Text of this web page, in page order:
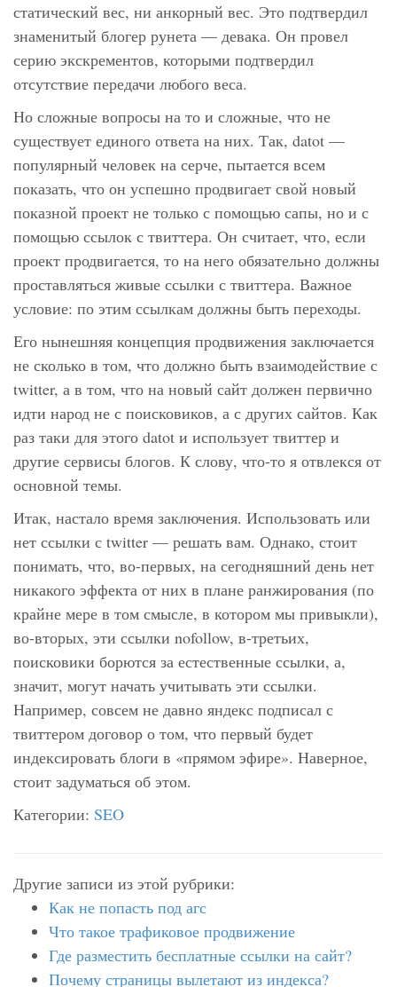
статический вес, ни анкорный вес. Это подтвердил
знаменитый блогер рунета — девака. Он провел
серию экскрементов, которыми подтвердил
отсутствие передачи любого веса.
Но сложные вопросы на то и сложные, что не
существует единого ответа на них. Так, datot —
популярный человек на серче, пытается всем
показать, что он успешно продвигает свой новый
показной проект не только с помощью сапы, но и с
помощью ссылок с твиттера. Он считает, что, если
проект продвигается, то на него обязательно должны
проставляться живые ссылки с твиттера. Важное
условие: по этим ссылкам должны быть переходы.
Его нынешняя концепция продвижения заключается
не сколько в том, что должно быть взаимодействие с
twitter, а в том, что на новый сайт должен первично
идти народ не с поисковиков, а с других сайтов. Как
раз таки для этого datot и использует твиттер и
другие сервисы блогов. К слову, что-то я отвлекся от
основной темы.
Итак, настало время заключения. Использовать или
нет ссылки с twitter — решать вам. Однако, стоит
понимать, что, во-первых, на сегодняшний день нет
никакого эффекта от них в плане ранжирования (по
крайне мере в том смысле, в котором мы привыкли),
во-вторых, эти ссылки nofollow, в-третьих,
поисковики борются за естественные ссылки, а,
значит, могут начать учитывать эти ссылки.
Например, совсем не давно яндекс подписал с
твиттером договор о том, что первый будет
индексировать блоги в «прямом эфире». Наверное,
стоит задуматься об этом.
Категории: SEO
Другие записи из этой рубрики:
Как не попасть под агс
Что такое трафиковое продвижение
Где разместить бесплатные ссылки на сайт?
Почему страницы вылетают из индекса?